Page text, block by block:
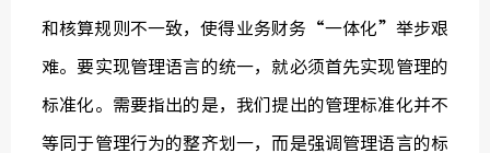
和核算规则不一致，使得业务财务“一体化”举步艰
难。要实现管理语言的统一，就必须首先实现管理的
标准化。需要指出的是，我们提出的管理标准化并不
等同于管理行为的整齐划一，而是强调管理语言的标